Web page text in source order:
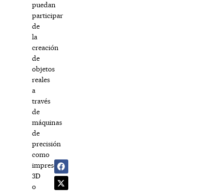
puedan
participar
de
la
creación
de
objetos
reales
a
través
de
máquinas
de
precisión
como
impresoras
3D
o